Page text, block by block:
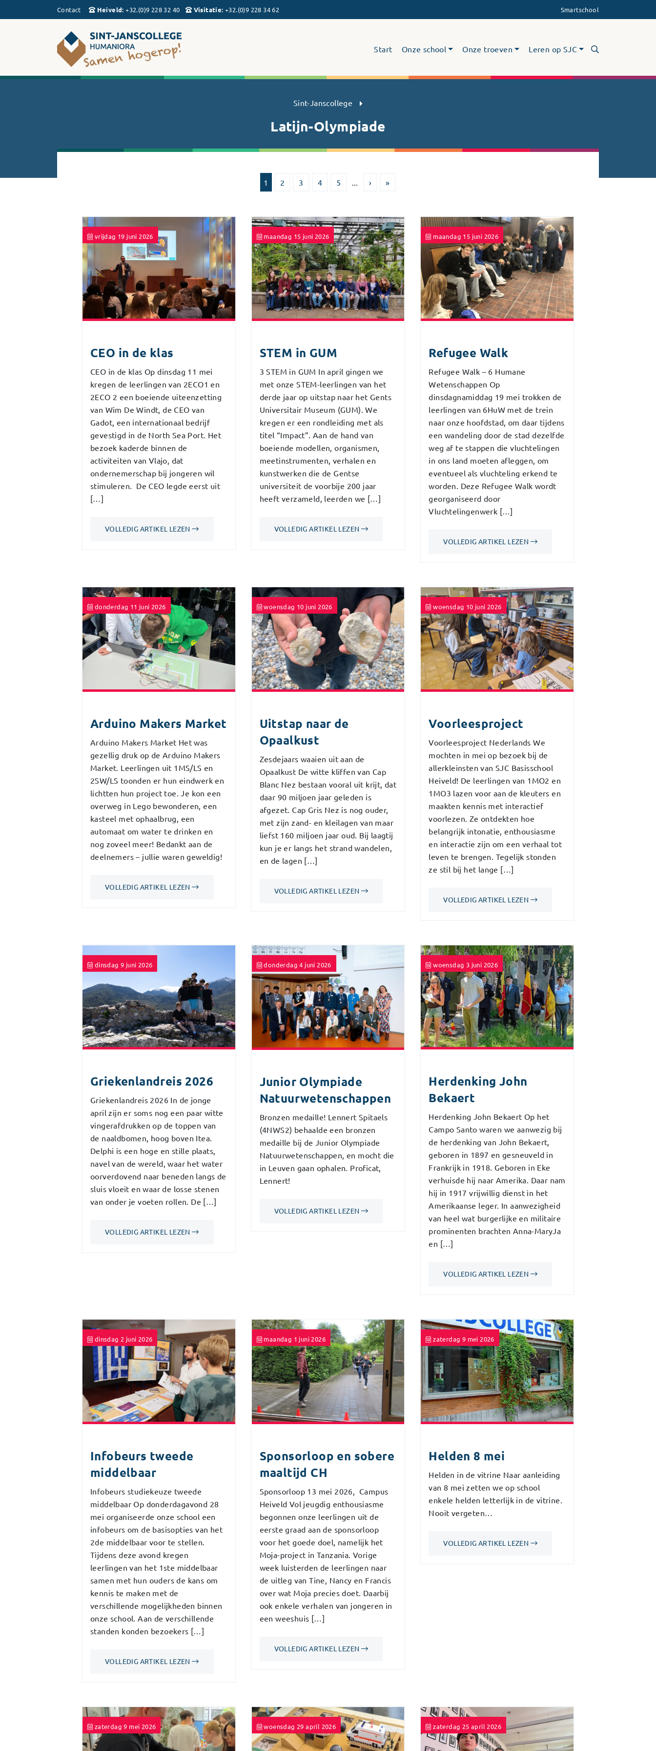
Contact Heiveld: +32.(0)9 228 32 40 Visitatie: +32.(0)9 228 34 62 Smartschool
Start Onze school Onze troeven Leren op SJC
Sint-Janscollege
Latijn-Olympiade
1 2 3 4 5 › »
vrijdag 19 juni 2026
CEO in de klas
CEO in de klas Op dinsdag 11 mei
kregen de leerlingen van 2ECO1 en
2ECO 2 een boeiende uiteenzetting
van Wim De Windt, de CEO van
Gadot, een internationaal bedrijf
gevestigd in de North Sea Port. Het
bezoek kaderde binnen de
activiteiten van Vlajo, dat
ondernemerschap bij jongeren wil
stimuleren. De CEO legde eerst uit
[…]
VOLLEDIG ARTIKEL LEZEN
maandag 15 juni 2026
STEM in GUM
3 STEM in GUM In april gingen we
met onze STEM-leerlingen van het
derde jaar op uitstap naar het Gents
Universitair Museum (GUM). We
kregen er een rondleiding met als
titel “Impact”. Aan de hand van
boeiende modellen, organismen,
meetinstrumenten, verhalen en
kunstwerken die de Gentse
universiteit de voorbije 200 jaar
heeft verzameld, leerden we […]
VOLLEDIG ARTIKEL LEZEN
maandag 15 juni 2026
Refugee Walk
Refugee Walk – 6 Humane
Wetenschappen Op
dinsdagnamiddag 19 mei trokken de
leerlingen van 6HuW met de trein
naar onze hoofdstad, om daar tijdens
een wandeling door de stad dezelfde
weg af te stappen die vluchtelingen
in ons land moeten afleggen, om
eventueel als vluchteling erkend te
worden. Deze Refugee Walk wordt
georganiseerd door
Vluchtelingenwerk […]
VOLLEDIG ARTIKEL LEZEN
donderdag 11 juni 2026
Arduino Makers Market
Arduino Makers Market Het was
gezellig druk op de Arduino Makers
Market. Leerlingen uit 1MS/LS en
2SW/LS toonden er hun eindwerk en
lichtten hun project toe. Je kon een
overweg in Lego bewonderen, een
kasteel met ophaalbrug, een
automaat om water te drinken en
nog zoveel meer! Bedankt aan de
deelnemers – jullie waren geweldig!
VOLLEDIG ARTIKEL LEZEN
woensdag 10 juni 2026
Uitstap naar de
Opaalkust
Zesdejaars waaien uit aan de
Opaalkust De witte kliffen van Cap
Blanc Nez bestaan vooral uit krijt, dat
daar 90 miljoen jaar geleden is
afgezet. Cap Gris Nez is nog ouder,
met zijn zand- en kleilagen van maar
liefst 160 miljoen jaar oud. Bij laagtij
kun je er langs het strand wandelen,
en de lagen […]
VOLLEDIG ARTIKEL LEZEN
woensdag 10 juni 2026
Voorleesproject
Voorleesproject Nederlands We
mochten in mei op bezoek bij de
allerkleinsten van SJC Basisschool
Heiveld! De leerlingen van 1MO2 en
1MO3 lazen voor aan de kleuters en
maakten kennis met interactief
voorlezen. Ze ontdekten hoe
belangrijk intonatie, enthousiasme
en interactie zijn om een verhaal tot
leven te brengen. Tegelijk stonden
ze stil bij het lange […]
VOLLEDIG ARTIKEL LEZEN
dinsdag 9 juni 2026
Griekenlandreis 2026
Griekenlandreis 2026 In de jonge
april zijn er soms nog een paar witte
vingerafdrukken op de toppen van
de naaldbomen, hoog boven Itea.
Delphi is een hoge en stille plaats,
navel van de wereld, waar het water
oorverdovend naar beneden langs de
sluis vloeit en waar de losse stenen
van onder je voeten rollen. De […]
VOLLEDIG ARTIKEL LEZEN
donderdag 4 juni 2026
Junior Olympiade
Natuurwetenschappen
Bronzen medaille! Lennert Spitaels
(4NWS2) behaalde een bronzen
medaille bij de Junior Olympiade
Natuurwetenschappen, en mocht die
in Leuven gaan ophalen. Proficat,
Lennert!
VOLLEDIG ARTIKEL LEZEN
woensdag 3 juni 2026
Herdenking John
Bekaert
Herdenking John Bekaert Op het
Campo Santo waren we aanwezig bij
de herdenking van John Bekaert,
geboren in 1897 en gesneuveld in
Frankrijk in 1918. Geboren in Eke
verhuisde hij naar Amerika. Daar nam
hij in 1917 vrijwillig dienst in het
Amerikaanse leger. In aanwezigheid
van heel wat burgerlijke en militaire
prominenten brachten Anna-MaryJa
en […]
VOLLEDIG ARTIKEL LEZEN
dinsdag 2 juni 2026
Infobeurs tweede
middelbaar
Infobeurs studiekeuze tweede
middelbaar Op donderdagavond 28
mei organiseerde onze school een
infobeurs om de basisopties van het
2de middelbaar voor te stellen.
Tijdens deze avond kregen
leerlingen van het 1ste middelbaar
samen met hun ouders de kans om
kennis te maken met de
verschillende mogelijkheden binnen
onze school. Aan de verschillende
standen konden bezoekers […]
VOLLEDIG ARTIKEL LEZEN
maandag 1 juni 2026
Sponsorloop en sobere
maaltijd CH
Sponsorloop 13 mei 2026, Campus
Heiveld Vol jeugdig enthousiasme
begonnen onze leerlingen uit de
eerste graad aan de sponsorloop
voor het goede doel, namelijk het
Moja-project in Tanzania. Vorige
week luisterden de leerlingen naar
de uitleg van Tine, Nancy en Francis
over wat Moja precies doet. Daarbij
ook enkele verhalen van jongeren in
een weeshuis […]
VOLLEDIG ARTIKEL LEZEN
zaterdag 9 mei 2026
Helden 8 mei
Helden in de vitrine Naar aanleiding
van 8 mei zetten we op school
enkele helden letterlijk in de vitrine.
Nooit vergeten…
VOLLEDIG ARTIKEL LEZEN
zaterdag 9 mei 2026 woensdag 29 april 2026 zaterdag 25 april 2026